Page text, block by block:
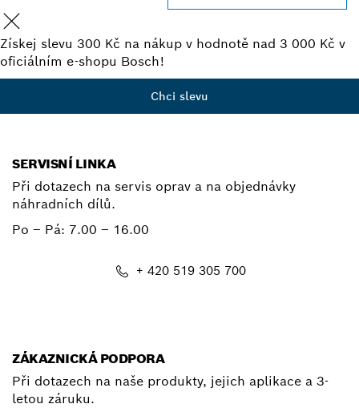
Získej slevu 300 Kč na nákup v hodnotě nad 3 000 Kč v
oficiálním e-shopu Bosch!
Chci slevu
SERVISNÍ LINKA
Při dotazech na servis oprav a na objednávky
náhradních dílů.
Po – Pá: 7.00 – 16.00
+ 420 519 305 700
ZÁKAZNICKÁ PODPORA
Při dotazech na naše produkty, jejich aplikace a 3-
letou záruku.